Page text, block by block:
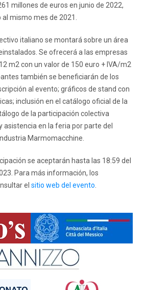
millones de euros en junio de 2022,
mismo mes de 2021.
italiano se montará sobre un área
Se ofrecerá a las empresas
m2 con un valor de 150 euro + IVA/m2
también se beneficiarán de los
al evento; gráficos de stand con
inclusión en el catálogo oficial de la
de la participación colectiva
asistencia en la feria por parte del
Marmomacchine.
se aceptarán hasta las 18:59 del
Para más información, los
el sitio web del evento